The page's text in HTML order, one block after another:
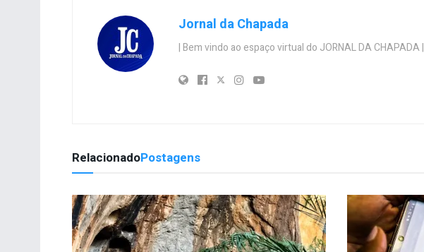
Jornal da Chapada
| Bem vindo ao espaço virtual do JORNAL DA CHAPADA |
RelacionadoPostagens